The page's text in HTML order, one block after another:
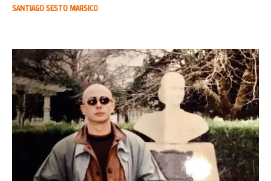
SANTIAGO SESTO MARSICO